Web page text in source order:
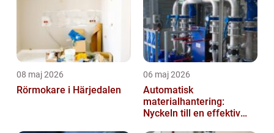
08 maj 2026
Rörmokare i Härjedalen
06 maj 2026
Automatisk
materialhantering:
Nyckeln till en effektiv